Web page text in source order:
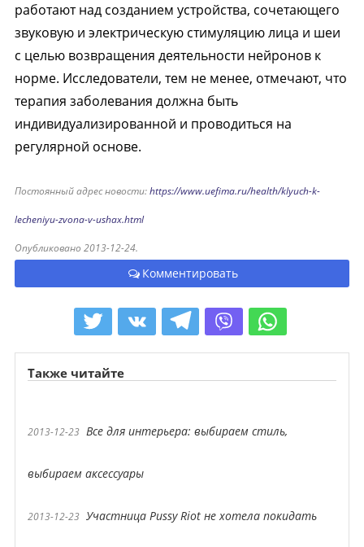
работают над созданием устройства, сочетающего
звуковую и электрическую стимуляцию лица и шеи
с целью возвращения деятельности нейронов к
норме. Исследователи, тем не менее, отмечают, что
терапия заболевания должна быть
индивидуализированной и проводиться на
регулярной основе.
Постоянный адрес новости:https://www.uefima.ru/health/klyuch-k-
lecheniyu-zvona-v-ushax.html
Опубликовано 2013-12-24.
Комментировать
Также читайте
2013-12-23 Все для интерьера: выбираем стиль,
выбираем аксессуары
2013-12-23 Участница Pussy Riot не хотела покидать